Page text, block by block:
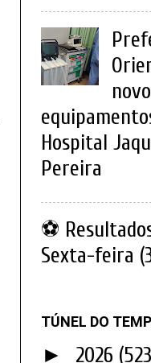
Hospital
Pereira
⚽
Sexta-feira
TÚNEL DO
► 2026